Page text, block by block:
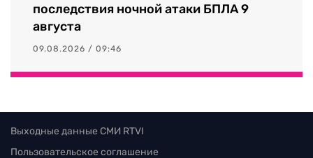
последствия ночной атаки БПЛА 9
августа
09.08.2026 / 09:46
Выходные данные СМИ RTVI
Пользовательское соглашение